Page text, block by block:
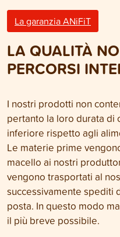
La garanzia ANiFiT
LA QUALITÀ
PERCORSI
I nostri prodotti non
pertanto la loro durata di
inferiore rispetto agli
Le materie prime
macello ai nostri
vengono trasportati al
successivamente spediti
posta. In questo modo
il più breve possibile.